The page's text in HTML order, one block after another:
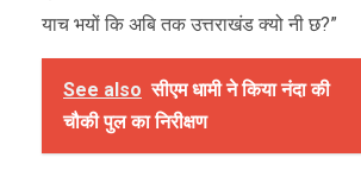
याच भयों कि अबि तक उत्तराखंड क्यो नी छ?”
See also सीएम धामी ने किया नंदा की
चौकी पुल का निरीक्षण